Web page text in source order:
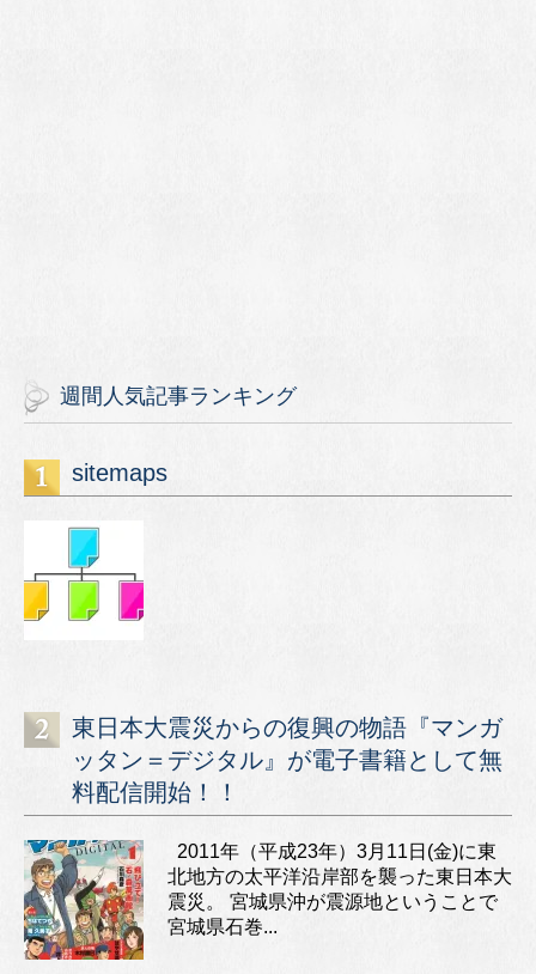
週間人気記事ランキング
sitemaps
東日本大震災からの復興の物語『マンガ
ッタン＝デジタル』が電子書籍として無
料配信開始！！
2011年（平成23年）3月11日(金)に東
北地方の太平洋沿岸部を襲った東日本大
震災。 宮城県沖が震源地ということで
宮城県石巻...